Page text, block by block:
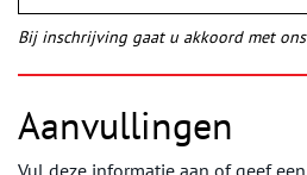
Bij inschrijving gaat u akkoord met ons
Aanvullingen